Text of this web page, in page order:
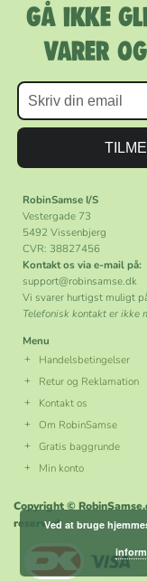
Gå ikke
varer
RobinSamse I/S
Vestergade 73
5492 Vissenbjerg
CVR: 38827456
Kontakt os via e-mail på:
support@robinsamse.dk
Vi svarer hurtigst muligt
Telefonisk kontakt er ikke
Menu
Handelsbetingelser
Retur og Reklamation
Kontakt os
Om RobinSamse
Gratis baggrunde
Min konto
Copyright ©
reserved.Ved at bruge